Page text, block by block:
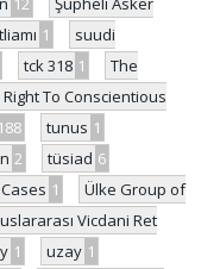
1
suudi
tck 318 1
The
To Conscientious
188 tunus 1
2 tüsiad 6
1
Ülke Group of
Vicdani Ret
1 uzay 1